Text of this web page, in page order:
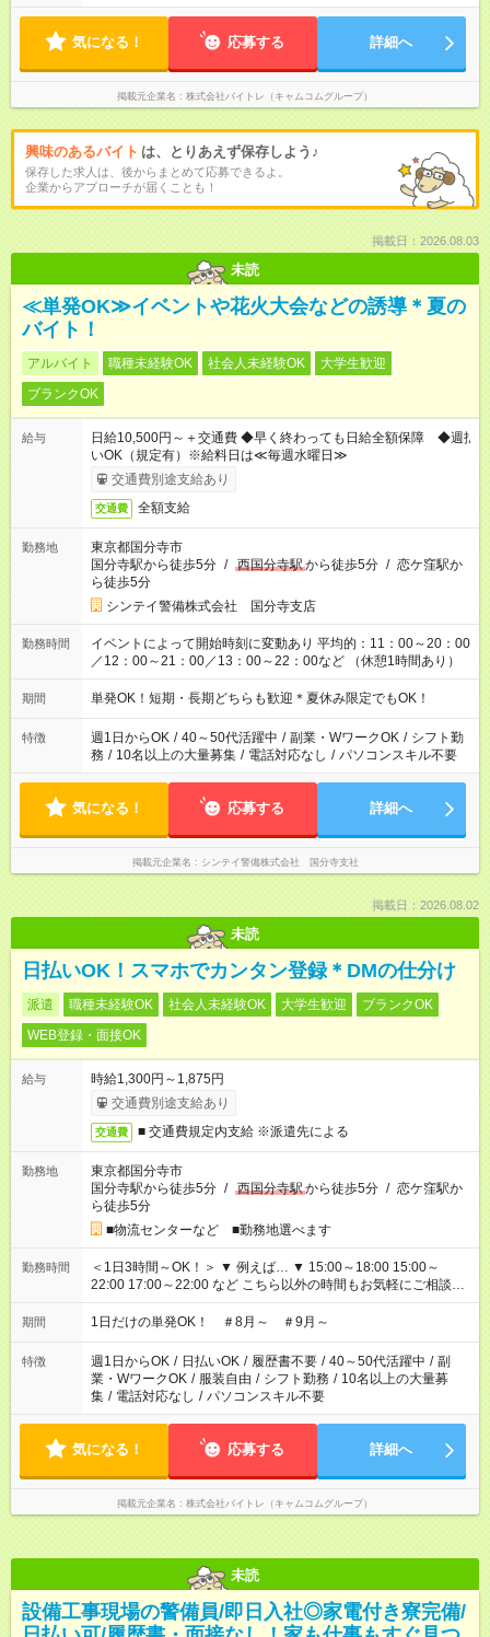
気になる！ 応募する 詳細へ
掲載元企業名 株式会社バイトレ（キャムコムグループ）
興味のあるバイト は、とりあえず保存しよう♪
保存した求人は、後からまとめて応募できるよ。
企業からアプローチが届くことも！
掲載日：2026.08.03
未読
≪単発OK≫イベントや花火大会などの誘導＊夏の
バイト！
アルバイト 職種未経験OK 社会人未経験OK
大学生歓迎
ブランクOK
給与
日給10,500円～＋交通費 ◆早く終わっても日給全額保障 ◆週払
いOK（規定有）※給料日は≪毎週水曜日≫
交通費別途支給あり
交通費 全額支給
勤務地
東京都国分寺市
国分寺駅から徒歩5分 / 西国分寺駅から徒歩5分 / 恋ケ窪駅か
ら徒歩5分
シンテイ警備株式会社 国分寺支店
勤務時間
イベントによって開始時刻に変動あり 平均的：11：00～20：00
／12：00～21：00／13：00～22：00など （休憩1時間あり）
期間 単発OK！短期・長期どちらも歓迎＊夏休み限定でもOK！
特徴 週1日からOK / 40～50代活躍中 / 副業・WワークOK / シフト勤
務 / 10名以上の大量募集 / 電話対応なし / パソコンスキル不要
気になる！ 応募する 詳細へ
掲載元企業名 シンテイ警備株式会社 国分寺支社
掲載日：2026.08.02
未読
日払いOK！スマホでカンタン登録＊DMの仕分け
派遣 職種未経験OK 社会人未経験OK 大学生歓迎
ブランクOK
WEB登録・面接OK
給与
時給1,300円～1,875円
交通費別途支給あり
交通費 ■ 交通費規定内支給 ※派遣先による
勤務地
東京都国分寺市
国分寺駅から徒歩5分 / 西国分寺駅から徒歩5分 / 恋ケ窪駅か
ら徒歩5分
■物流センターなど ■勤務地選べます
勤務時間
＜1日3時間～OK！＞ ▼ 例えば… ▼ 15:00～18:00 15:00～
22:00 17:00～22:00 など こちら以外の時間もお気軽にご相談く
ださい！
期間 1日だけの単発OK！ ＃8月～ ＃9月～
特徴 週1日からOK / 日払いOK / 履歴書不要 / 40～50代活躍中 / 副
業・WワークOK / 服装自由 / シフト勤務 / 10名以上の大量募
集 / 電話対応なし / パソコンスキル不要
気になる！ 応募する 詳細へ
掲載元企業名 株式会社バイトレ（キャムコムグループ）
未読
設備工事現場の警備員/即日入社◎家電付き寮完備/